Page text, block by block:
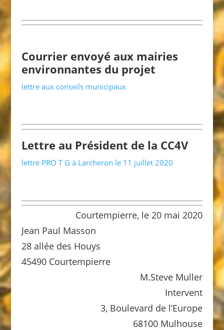
Courrier envoyé aux mairies
environnantes du projet
lettre aux conseils municipaux
Lettre au Président de la CC4V
lettre PRO T G à Larcheron le 11 juillet 2020
Courtempierre, le 20 mai 2020
Jean Paul Masson
28 allée des Houys
45490 Courtempierre
M.Steve Muller
Intervent
3, Boulevard de l’Europe
68100 Mulhouse